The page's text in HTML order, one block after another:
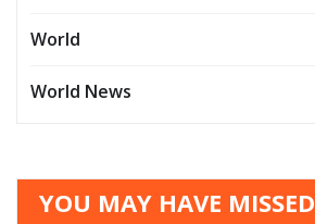
World
World News
YOU MAY HAVE MISSED